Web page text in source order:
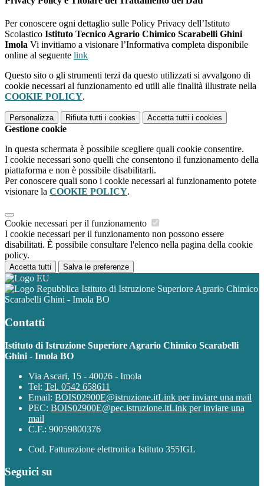
Per conoscere ogni dettaglio sulle Policy Privacy dell’Istituto
Scolastico Istituto Tecnico Agrario Chimico Scarabelli Ghini
Imola Vi invitiamo a visionare l’Informativa completa disponibile
online al seguente link
Questo sito o gli strumenti terzi da questo utilizzati si avvalgono di
cookie necessari al funzionamento ed utili alle finalità illustrate nella
COOKIE POLICY.
Personalizza Rifiuta tutti i cookies Accetta tutti i cookies
Gestione cookie
In questa schermata è possibile scegliere quali cookie consentire.
I cookie necessari sono quelli che consentono il funzionamento della
piattaforma e non è possibile disabilitarli.
Per conoscere quali sono i cookie necessari al funzionamento potete
visionare la COOKIE POLICY.
Cookie necessari per il funzionamento
I cookie necessari per il funzionamento non possono essere
disabilitati. È possibile consultare l'elenco nella pagina della cookie
policy.
Accetta tutti Salva le preferenze
Istituto di Istruzione Superiore Agrario Chimico
Scarabelli Ghini - Imola BO
Contatti
Istituto di Istruzione Superiore Agrario Chimico Scarabelli
Ghini - Imola BO
Via Ascari, 15 - 40026 - Imola
Tel: Tel. 0542 658611
Email: BOIS02900E@istruzione.itLink per inviare una mail
PEC: BOIS02900E@pec.istruzione.itLink per inviare una
mail
C.F.: 90059800376
Cod. Fatturazione elettronica Istituto 355IGL
Seguici su